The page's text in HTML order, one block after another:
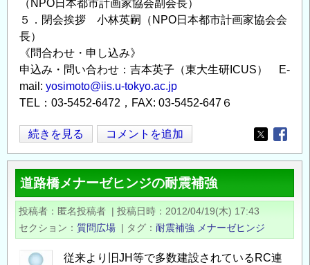
（NPO日本都市計画家協会副会長）
５．閉会挨拶 小林英嗣（NPO日本都市計画家協会会
長）
《問合わせ・申し込み》
申込み・問い合わせ：吉本英子（東大生研ICUS） E-
mail: yosimoto@iis.u-tokyo.ac.jp
TEL：03-5452-6472，FAX: 03-5452-647６
[経
験
の
共
有]
災
復
続きを見る コメントを追加
Opens in
道路橋メナーゼヒンジの耐震補強
投稿者 匿名投稿者 | 投稿日時
2012/04/19(木) 17:43
セクション
質問広場 | タグ 耐震補強 メナーゼヒンジ
従来より旧JH等で多数建設されているRC連